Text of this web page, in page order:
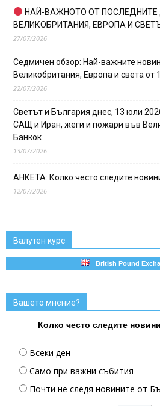
НАЙ-ВАЖНОТО ОТ ПОСЛЕДНИТЕ
ВЕЛИКОБРИТАНИЯ, ЕВРОПА И
27/07/2026
Седмичен обзор: Най-важните
Великобритания, Европа и света от
22/07/2026
Светът и България днес, 13 юли
САЩ и Иран, жеги и пожари във
Банкок
13/07/2026
АНКЕТА: Колко често следите
12/07/2026
Валутен курс
British Pound
Вашето мнение?
Колко често следите
Всеки ден
Само при важни събития
Почти не следя новините от